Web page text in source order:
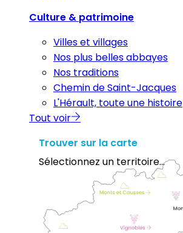
Culture & patrimoine
Villes et villages
Nos plus belles abbayes
Nos traditions
Chemin de Saint-Jacques
L'Hérault, toute une histoire
Tout voir
Trouver sur la carte
Sélectionnez un territoire...